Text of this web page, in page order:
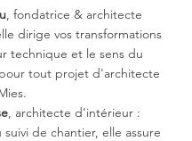
, fondatrice & architecte
dirige vos transformations
technique et le sens du
tout projet d'architecte
, architecte d’intérieur :
de chantier, elle assure